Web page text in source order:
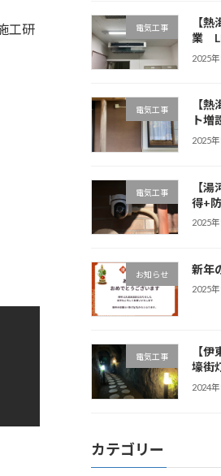
工研
電気工事
【
業
2025
電気工事
【
ト増
2025
電気工事
【
得+
2025
お知らせ 新年
2025
電気工事
【
壕街
2024
カテゴリー